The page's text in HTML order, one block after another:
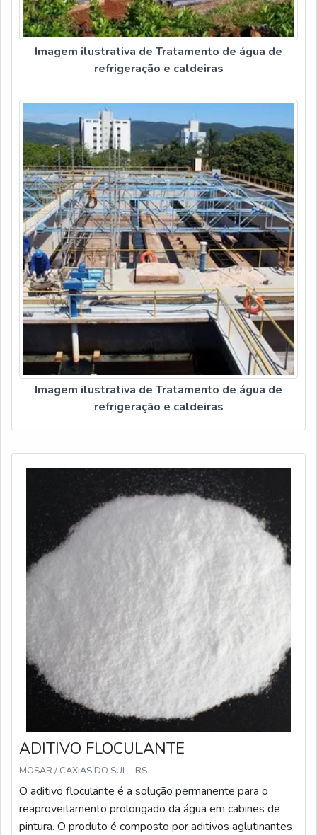
Imagem ilustrativa de Tratamento de água de
refrigeração e caldeiras
Imagem ilustrativa de Tratamento de água de
refrigeração e caldeiras
ADITIVO FLOCULANTE
MOSAR / CAXIAS DO SUL - RS
O aditivo floculante é a solução permanente para o
reaproveitamento prolongado da água em cabines de
pintura. O produto é composto por aditivos aglutinantes